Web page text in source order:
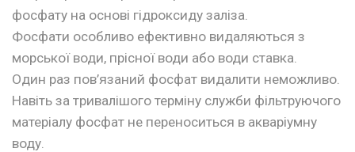
фосфату на основі гідроксиду заліза.
Фосфати особливо ефективно видаляються з
морської води, прісної води або води ставка.
Один раз пов’язаний фосфат видалити неможливо.
Навіть за тривалішого терміну служби фільтруючого
матеріалу фосфат не переноситься в акваріумну
воду.